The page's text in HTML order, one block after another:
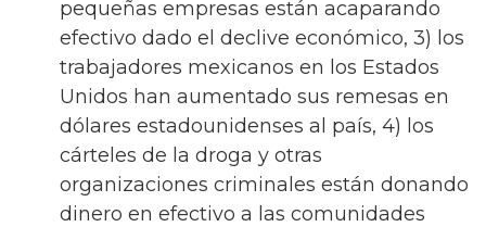
pequeñas empresas están acaparando
efectivo dado el declive económico, 3) los
trabajadores mexicanos en los Estados
Unidos han aumentado sus remesas en
dólares estadounidenses al país, 4) los
cárteles de la droga y otras
organizaciones criminales están donando
dinero en efectivo a las comunidades